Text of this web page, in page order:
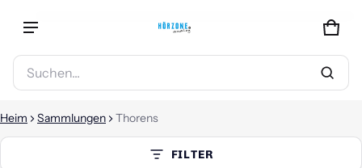
Suchen...
0
WARENKORB ANSEHEN (
KASSE
Heim Sammlungen Thorens
FILTER